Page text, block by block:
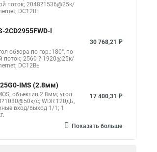
поток; 2048?1536@25к/
DC12В±
2CD2955FWD-I
обзора по гор.:180°, по
поток; 2560 ? 1920@25к/
DC12В±
30 768,21 ₽
IMS (2.8мм)
объектив 2.8мм; угол
с; WDR 120дБ,
вход/выход 1/1; 1
17 400,31 ₽
Показать больше